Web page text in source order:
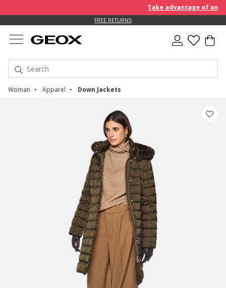
Take advantage of an
FREE RETURNS
Woman Apparel Down Jackets